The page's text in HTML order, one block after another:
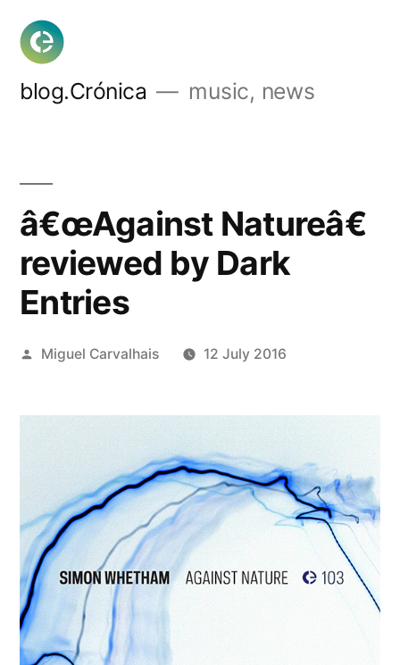
Skip
content
blog.Crónica music, news
â€œAgainst Natureâ€
reviewed by Dark
Entries
Posted
Miguel Carvalhais 12 July 2016